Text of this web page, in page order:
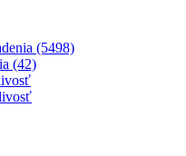
(5498)
(42)